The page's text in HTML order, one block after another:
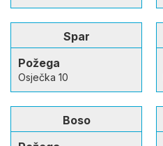
Spar
Požega
Osječka 10
Boso